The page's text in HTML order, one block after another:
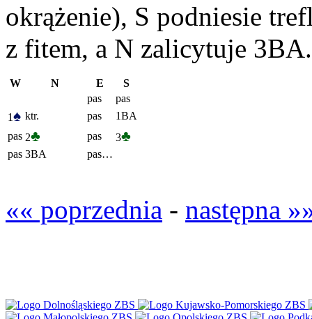
okrążenie), S podniesie
z fitem, a N zalicytuje 3BA.
W N E
S
pas
pas
1♠ ktr. pas
1BA
pas 2♣ pas 3♣
pas 3BA pas…
«« poprzednia - następna